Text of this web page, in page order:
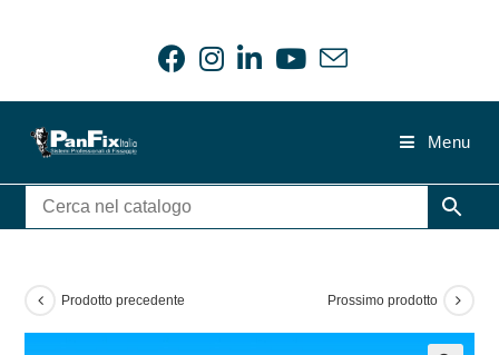
Menu
Prodotto precedente Prossimo prodotto